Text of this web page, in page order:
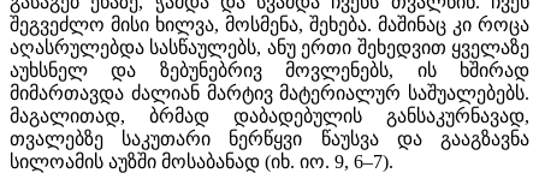
შეგვეძლო მისი ხილვა, მოსმენა, შეხება. მაშინაც კი როცა
აღასრულებდა სასწაულებს, ანუ ერთი შეხედვით ყველაზე
აუხსნელ და ზებუნებრივ მოვლენებს, ის ხშირად
მიმართავდა ძალიან მარტივ მატერიალურ საშუალებებს.
მაგალითად, ბრმად დაბადებულის განსაკურნავად,
თვალებზე საკუთარი ნერწყვი წაუსვა და გააგზავნა
სილოამის აუზში მოსაბანად (იხ. იო. 9, 6–7).